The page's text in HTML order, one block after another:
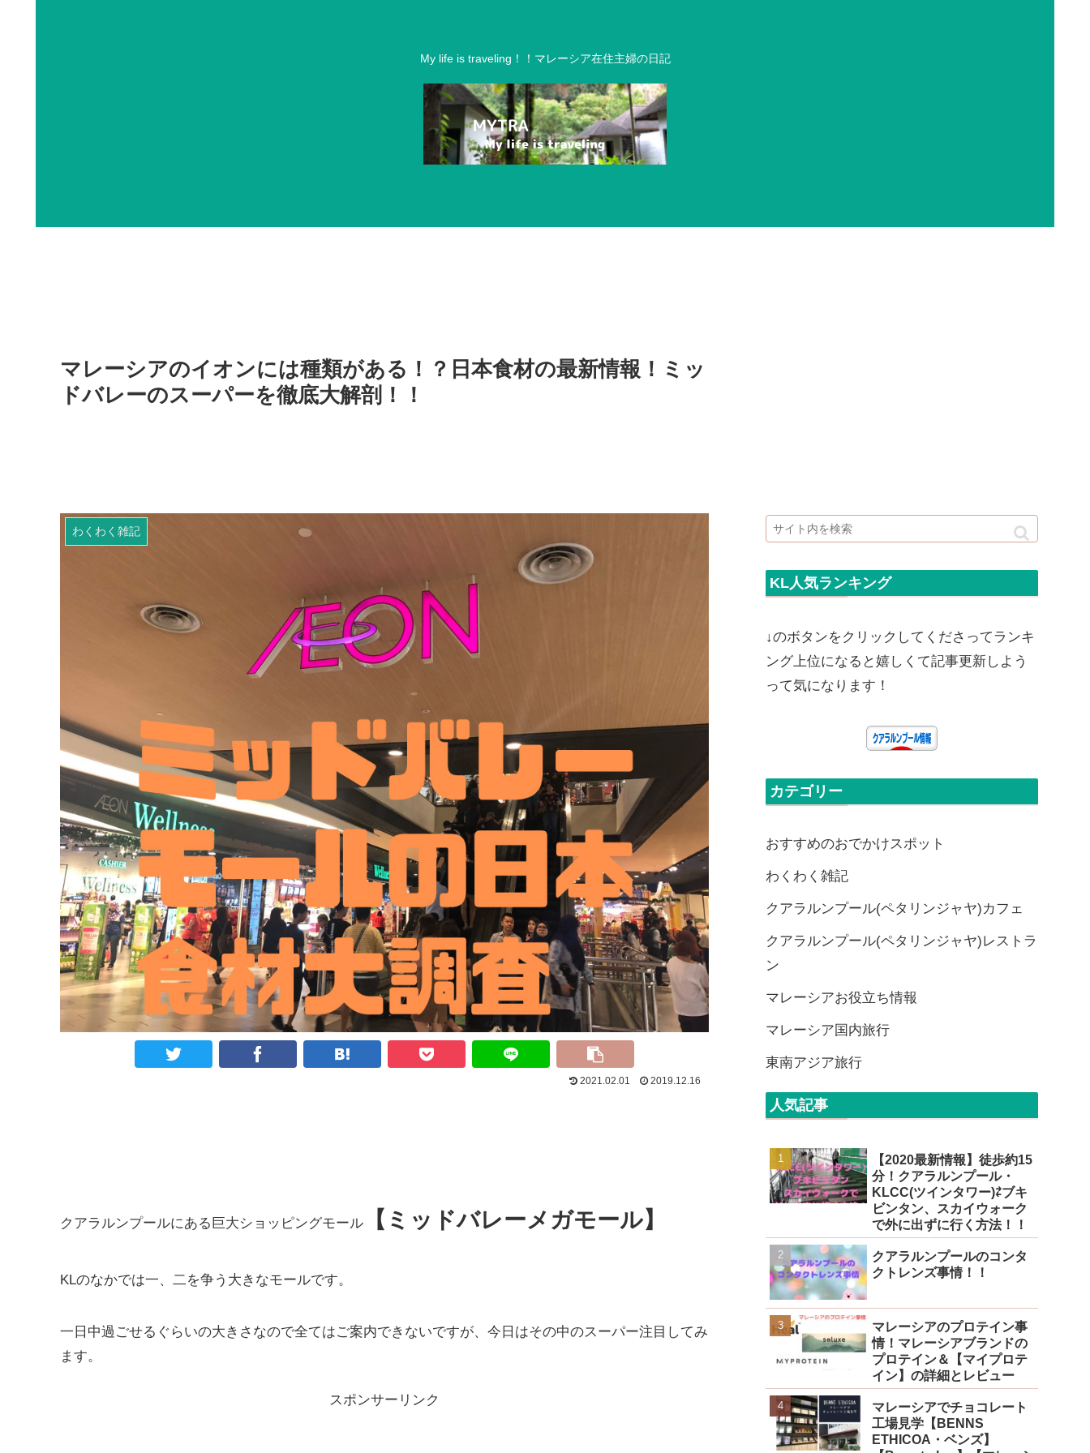
My life is traveling！！マレーシア在住主婦の日記
マレーシアのイオンには種類がある！？日本食材の最新情報！ミッ
ドバレーのスーパーを徹底大解剖！！
わくわく雑記
2021.02.01 2019.12.16
クアラルンプールにある巨大ショッピングモール 【ミッドバレーメガモール】
KLのなかでは一、二を争う大きなモールです。
一日中過ごせるぐらいの大きさなので全てはご案内できないですが、今日はその中のスーパー注目してみ
ます。
スポンサーリンク
KL人気ランキング
↓のボタンをクリックしてくださってランキ
ング上位になると嬉しくて記事更新しよう
って気になります！
カテゴリー
おすすめのおでかけスポット
わくわく雑記
クアラルンプール(ペタリンジャヤ)カフェ
クアラルンプール(ペタリンジャヤ)レストラ
ン
マレーシアお役立ち情報
マレーシア国内旅行
東南アジア旅行
人気記事
【2020最新情報】徒歩約15
分！クアラルンプール・
KLCC(ツインタワー)⇄ブキ
ビンタン、スカイウォーク
で外に出ずに行く方法！！
クアラルンプールのコンタ
クトレンズ事情！！
マレーシアのプロテイン事
情！マレーシアブランドの
プロテイン＆【マイプロテ
イン】の詳細とレビュー
マレーシアでチョコレート
工場見学【BENNS
ETHICOA・ベンズ】